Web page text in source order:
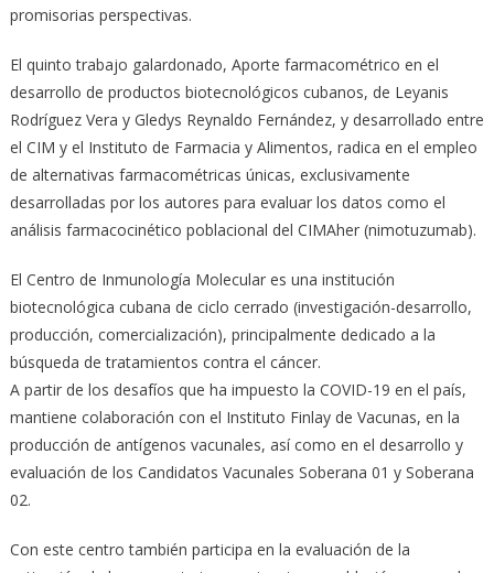
promisorias perspectivas.
El quinto trabajo galardonado, Aporte farmacométrico en el
desarrollo de productos biotecnológicos cubanos, de Leyanis
Rodríguez Vera y Gledys Reynaldo Fernández, y desarrollado entre
el CIM y el Instituto de Farmacia y Alimentos, radica en el empleo
de alternativas farmacométricas únicas, exclusivamente
desarrolladas por los autores para evaluar los datos como el
análisis farmacocinético poblacional del CIMAher (nimotuzumab).
El Centro de Inmunología Molecular es una institución
biotecnológica cubana de ciclo cerrado (investigación-desarrollo,
producción, comercialización), principalmente dedicado a la
búsqueda de tratamientos contra el cáncer.
A partir de los desafíos que ha impuesto la COVID-19 en el país,
mantiene colaboración con el Instituto Finlay de Vacunas, en la
producción de antígenos vacunales, así como en el desarrollo y
evaluación de los Candidatos Vacunales Soberana 01 y Soberana
02.
Con este centro también participa en la evaluación de la